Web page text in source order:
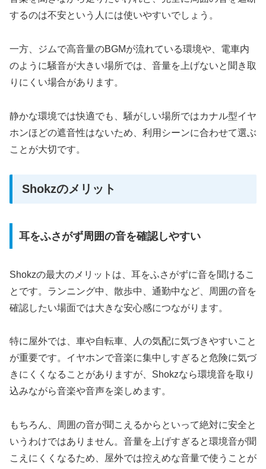
するのは不安という人には使いやすいでしょう。
一方、ジムで高音量のBGMが流れている環境や、電車内
のように騒音が大きい場所では、音量を上げないと聞き取
りにくい場合があります。
静かな環境では快適でも、騒がしい場所ではカナル型イヤ
ホンほどの遮音性はないため、利用シーンに合わせて選ぶ
ことが大切です。
Shokzのメリット
耳をふさがず周囲の音を確認しやすい
Shokzの最大のメリットは、耳をふさがずに音を聞けるこ
とです。ランニング中、散歩中、通勤中など、周囲の音を
確認したい場面では大きな安心感につながります。
特に屋外では、車や自転車、人の気配に気づきやすいこと
が重要です。イヤホンで音楽に集中しすぎると危険に気づ
きにくくなることがありますが、Shokzなら環境音を取り
込みながら音楽や音声を楽しめます。
もちろん、周囲の音が聞こえるからといって絶対に安全と
いうわけではありません。音量を上げすぎると環境音が聞
こえにくくなるため、屋外では控えめな音量で使うことが